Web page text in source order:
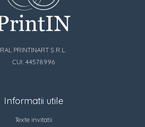
RAL PRINTINART S.R.L.
CUI: 44578996
Informatii utile
Texte invitatii